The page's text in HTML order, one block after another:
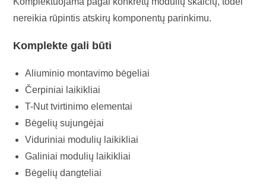
nereikia rūpintis atskirų komponentų parinkimu.
Komplekte gali būti
Aliuminio montavimo bėgeliai
Čerpiniai laikikliai
T-Nut tvirtinimo elementai
Bėgelių sujungėjai
Viduriniai modulių laikikliai
Galiniai modulių laikikliai
Bėgelių dangteliai